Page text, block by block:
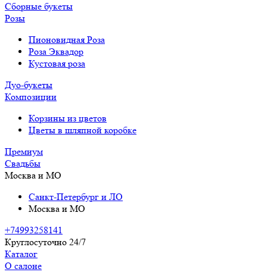
Сборные букеты
Розы
Пионовидная Роза
Роза Эквадор
Кустовая роза
Дуо-букеты
Композиции
Корзины из цветов
Цветы в шляпной коробке
Премиум
Свадьбы
Москва и МО
Санкт-Петербург и ЛО
Москва и МО
+74993258141
Круглосуточно 24/7
Каталог
О салоне